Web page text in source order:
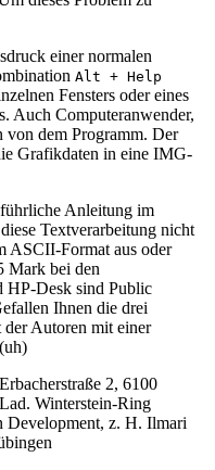
einer normalen
Alt + Help
Fensters oder eines
Auch Computeranwender,
von dem Programm. Der
Grafikdaten in eine IMG-
Anleitung im
Textverarbeitung nicht
ASCII-Format aus oder
Mark bei den
HP-Desk sind Public
Ihnen die drei
der Autoren mit einer
2, 6100
Winterstein-Ring
Development, z. H. Ilmari